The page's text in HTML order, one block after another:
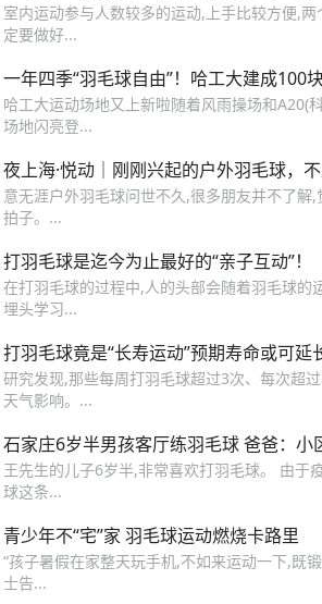
室内运动参与人数较多的运动,上手比较方便,
定要做好...
一年四季“羽毛球自由”！哈工大建成100
哈工大运动场地又上新啦随着风雨操场和A20(
场地闪亮登...
夜上海·悦动｜刚刚兴起的户外羽毛球，
意无涯户外羽毛球问世不久,很多朋友并不了
拍子。...
打羽毛球是迄今为止最好的“亲子互动”！
在打羽毛球的过程中,人的头部会随着羽毛球
埋头学习...
打羽毛球竟是“长寿运动”预期寿命或可
研究发现,那些每周打羽毛球超过3次、每次超
天气影响。...
石家庄6岁半男孩客厅练羽毛球 爸爸：小
王先生的儿子6岁半,非常喜欢打羽毛球。 由于
球这条...
青少年不“宅”家 羽毛球运动燃烧卡路里
“孩子暑假在家整天玩手机,不如来运动一下,既
士告...